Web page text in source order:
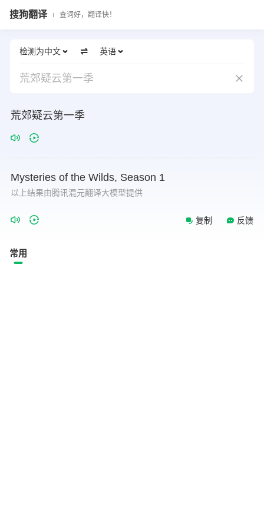
搜狗翻译 查词好，翻译快！
检测为中文 英语
荒郊疑云第一季
荒郊疑云第一季
Mysteries of the Wilds, Season 1
以上结果由腾讯混元翻译大模型提供
复制 反馈
常用